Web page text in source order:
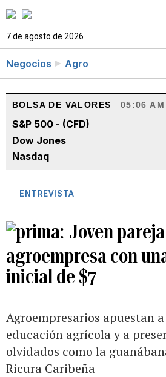
7 de agosto de 2026
Negocios Agro
BOLSA DE VALORES 05:06 AM
S&P 500 - (CFD)
Dow Jones
Nasdaq
ENTREVISTA
Joven
agroempresa con
inicial de $7
Agroempresarios apuestan
educación agrícola y a
olvidados como la
Ricura Caribeña